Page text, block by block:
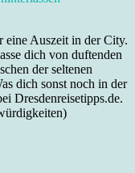
eine Auszeit in der City.
dich von duftenden
der seltenen
dich sonst noch in der
Dresdenreisetipps.de.